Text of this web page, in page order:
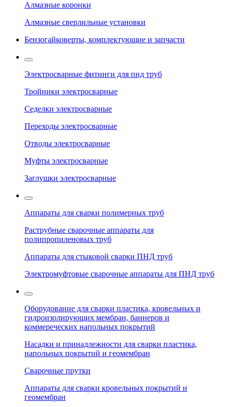
Алмазные коронки
Алмазные сверлильные установки
Бензогайковерты, комплектующие и запчасти
Электросварные фитинги для пнд труб
Тройники электросварные
Седелки электросварные
Переходы электросварные
Отводы электросварные
Муфты электросварные
Заглушки электросварные
Аппараты для сварки полимерных труб
Раструбные сварочные аппараты для
полипропиленовых труб
Аппараты для стыковой сварки ПНД труб
Электромуфтовые сварочные аппараты для ПНД труб
Оборудование для сварки пластика, кровельных и
гидроизолирующих мембран, баннеров и
коммереческих напольных покрытий
Насадки и принадлежности для сварки пластика,
напольных покрытий и геомембран
Сварочные прутки
Аппараты для сварки кровельных покрытий и
геомембран